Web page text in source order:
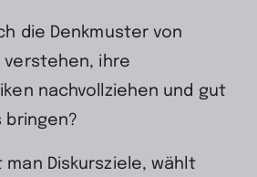
die Denkmuster von
verstehen, ihre
nachvollziehen und gut
bringen?
man Diskursziele, wählt